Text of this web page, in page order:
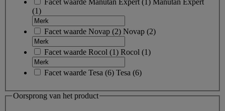
Facet waarde Manutan Expert(1) Manutan Expert
(1)
Facet waarde Novap (2) Novap (2)
Facet waarde Rocol (1) Rocol (1)
Facet waarde Tesa (6) Tesa (6)
Oorsprong van het product